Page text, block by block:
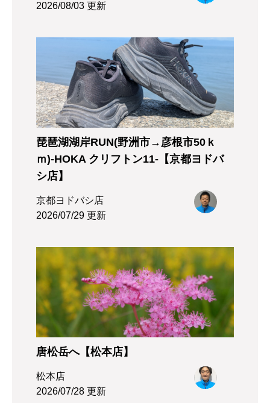
2026/08/03 更新
琵琶湖湖岸RUN(野洲市→彦根市50ｋ
ｍ)-HOKA クリフトン11-【京都ヨドバ
シ店】
京都ヨドバシ店
2026/07/29 更新
唐松岳へ【松本店】
松本店
2026/07/28 更新